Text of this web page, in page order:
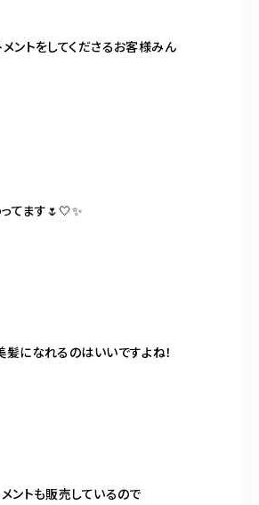
ントをしてくださるお客様みん
てます🌷🤍✨
髪になれるのはいいですよね！
ントも販売しているので